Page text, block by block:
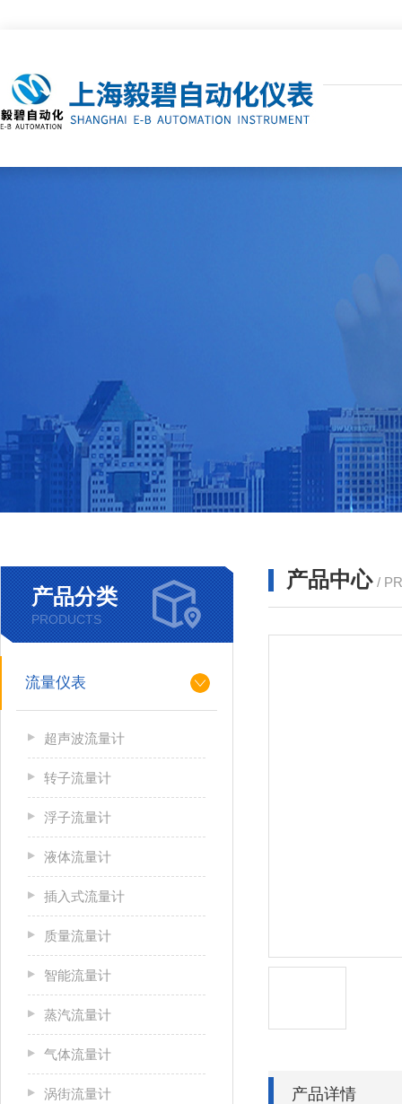
产品分类
PRODUCTS
流量仪表
超声波流量计
转子流量计
浮子流量计
液体流量计
插入式流量计
质量流量计
智能流量计
蒸汽流量计
气体流量计
涡街流量计
产品中心 /
产品详情